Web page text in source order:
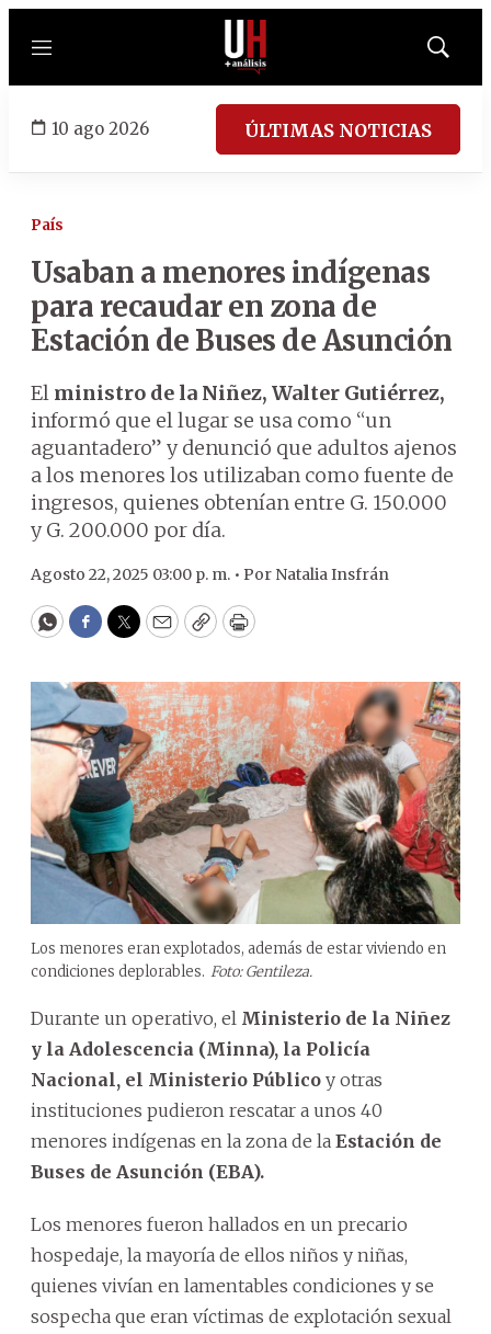
Menú
Mostrar
10 ago 2026 ÚLTIMAS NOTICIAS
País
Usaban a menores indígenas
para recaudar en zona de
Estación de Buses de Asunción
El ministro de la Niñez, Walter Gutiérrez,
informó que el lugar se usa como “un
aguantadero” y denunció que adultos ajenos
a los menores los utilizaban como fuente de
ingresos, quienes obtenían entre G. 150.000
y G. 200.000 por día.
Agosto 22, 2025 03:00 p. m. • Por Natalia Insfrán
WhatsApp
Facebook
Twitter
EmailCopyPrint
Los menores eran explotados, además de estar viviendo en
condiciones deplorables. Foto: Gentileza.
Durante un operativo, el Ministerio de la Niñez
y la Adolescencia (Minna), la Policía
Nacional, el Ministerio Público y otras
instituciones pudieron rescatar a unos 40
menores indígenas en la zona de la Estación de
Buses de Asunción (EBA).
Los menores fueron hallados en un precario
hospedaje, la mayoría de ellos niños y niñas,
quienes vivían en lamentables condiciones y se
sospecha que eran víctimas de explotación sexual